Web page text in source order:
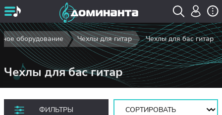
оборудование Чехлы для гитар Чехлы для бас гитар
Чехлы для бас гитар
ФИЛЬТРЫ
Сортировать: